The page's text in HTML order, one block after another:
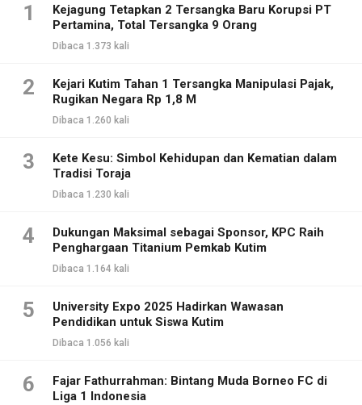
1
Kejagung Tetapkan 2 Tersangka Baru Korupsi PT
Pertamina, Total Tersangka 9 Orang
Dibaca 1.373 kali
2
Kejari Kutim Tahan 1 Tersangka Manipulasi Pajak,
Rugikan Negara Rp 1,8 M
Dibaca 1.260 kali
3
Kete Kesu: Simbol Kehidupan dan Kematian dalam
Tradisi Toraja
Dibaca 1.230 kali
4
Dukungan Maksimal sebagai Sponsor, KPC Raih
Penghargaan Titanium Pemkab Kutim
Dibaca 1.164 kali
5
University Expo 2025 Hadirkan Wawasan
Pendidikan untuk Siswa Kutim
Dibaca 1.056 kali
6
Fajar Fathurrahman: Bintang Muda Borneo FC di
Liga 1 Indonesia